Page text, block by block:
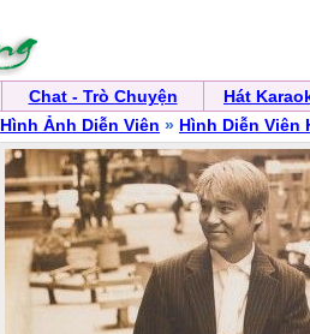
Chat - Trò Chuyện Hát
Hình Ảnh Diễn Viên » Hình Diễn Viên